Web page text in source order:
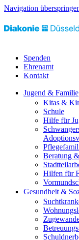
Navigation
Spenden
Ehrenamt
Kontakt
Jugend & Familie
Kitas &
Schule
Hilfe für
Beratung
Hilfen für
Gesundheit &